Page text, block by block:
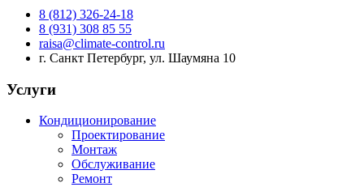
8 (812) 326-24-18
8 (931) 308 85 55
raisa@climate-control.ru
г. Санкт Петербург, ул. Шаумяна 10
Услуги
Кондиционирование
Проектирование
Монтаж
Обслуживание
Ремонт